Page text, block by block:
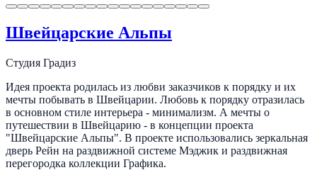
Швейцарские Альпы
Студия Градиз
Идея проекта родилась из любви заказчиков к порядку и их
мечты побывать в Швейцарии. Любовь к порядку отразилась
в основном стиле интерьера - минимализм. А мечты о
путешествии в Швейцарию - в концепции проекта
"Швейцарские Альпы". В проекте использовались зеркальная
дверь Рейн на раздвижной системе Мэджик и раздвижная
перегородка коллекции Графика.